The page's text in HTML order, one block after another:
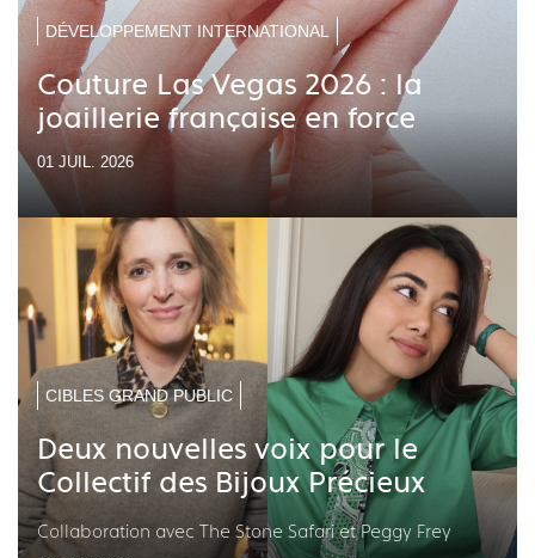
DÉVELOPPEMENT INTERNATIONAL
Couture Las Vegas 2026 : la
joaillerie française en force
01 JUIL. 2026
CIBLES GRAND PUBLIC
Deux nouvelles voix pour le
Collectif des Bijoux Précieux
Collaboration avec The Stone Safari et Peggy Frey